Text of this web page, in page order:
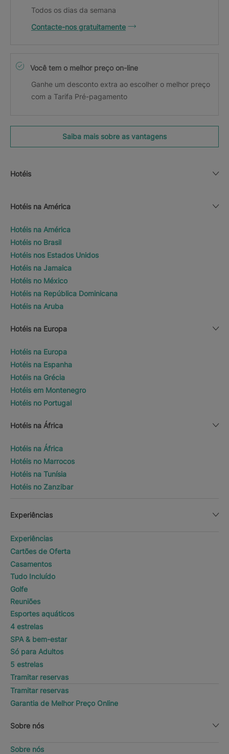
Todos os dias da semana
Contacte-nos gratuitamente
Você tem o melhor preço on-line
Ganhe um desconto extra ao escolher o melhor preço
com a Tarifa Pré-pagamento
Saiba mais sobre as vantagens
Hotéis
Hotéis na América
Hotéis na América
Hotéis no Brasil
Hotéis nos Estados Unidos
Hotéis na Jamaica
Hotéis no México
Hotéis na República Dominicana
Hotéis na Aruba
Hotéis na Europa
Hotéis na Europa
Hotéis na Espanha
Hotéis na Grécia
Hotéis em Montenegro
Hotéis no Portugal
Hotéis na África
Hotéis na África
Hotéis no Marrocos
Hotéis na Tunísia
Hotéis no Zanzibar
Experiências
Experiências
Cartões de Oferta
Casamentos
Tudo Incluído
Golfe
Reuniões
Esportes aquáticos
4 estrelas
SPA & bem-estar
Só para Adultos
5 estrelas
Tramitar reservas
Tramitar reservas
Garantia de Melhor Preço Online
Sobre nós
Sobre nós